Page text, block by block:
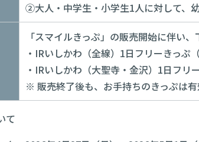
②大人・中学生・小学生1人に対して、
「スマイルきっぷ」の販売開始に伴い
・IRいしかわ（全線）1日フリーきっぷ（
・IRいしかわ（大聖寺・金沢）1日フリ
※ 販売終了後も、お手持ちのきっぷは
て